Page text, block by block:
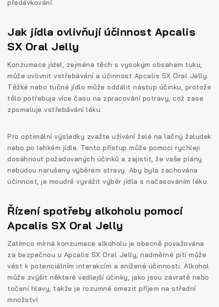
předávkování.
Jak jídla ovlivňují účinnost Apcalis
SX Oral Jelly
Konzumace jídel, zejména těch s vysokým obsahem tuku,
může ovlivnit vstřebávání a účinnost Apcalis SX Oral Jelly.
Těžké nebo tučné jídlo může oddálit nástup účinku, protože
tělo potřebuje více času na zpracování potravy, což zase
zpomaluje vstřebávání léku.
Pro optimální výsledky zvažte užívání želé na lačný žaludek
nebo po lehkém jídle. Tento přístup může pomoci rychleji
dosáhnout požadovaných účinků a zajistit, že vaše plány
nebudou narušeny výběrem stravy. Aby byla zachována
účinnost, je moudré vyvážit výběr jídla s načasováním léku.
Řízení spotřeby alkoholu pomocí
Apcalis SX Oral Jelly
Zatímco mírná konzumace alkoholu je obecně považována
za bezpečnou u Apcalis SX Oral Jelly, nadměrné pití může
vést k potenciálním interakcím a snížené účinnosti. Alkohol
může zvýšit některé vedlejší účinky, jako jsou závratě nebo
točení hlavy, takže je rozumné omezit příjem na střední
množství.